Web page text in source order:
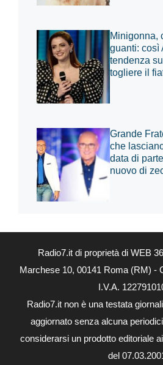
Minigonna,
guanti: così
tendenza
togliere il
Grande
che
data di
nuovo di
Radio7.it di proprietà di WEB
Marchese 10, 00141 Roma (RM) -
I.V.A.
Radio7.it non è una testata
aggiornato senza alcuna
considerarsi un prodotto editoriale
del